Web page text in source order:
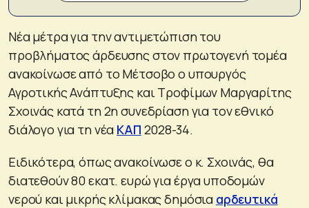
Νέα μέτρα για την αντιμετώπιση του
προβλήματος άρδευσης στον πρωτογενή τομέα
ανακοίνωσε από το Μέτσοβο ο υπουργός
Αγροτικής Ανάπτυξης και Τροφίμων Μαργαρίτης
Σχοινάς κατά τη 2η συνεδρίαση για τον εθνικό
διάλογο για τη νέα ΚΑΠ 2028-34.
Ειδικότερα, όπως ανακοίνωσε ο κ. Σχοινάς, θα
διατεθούν 80 εκατ. ευρώ για έργα υποδομών
νερού και μικρής κλίμακας δημόσια αρδευτικά